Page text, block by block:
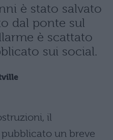
è stato salvato
dal ponte sul
è scattato
sui social.
il
un breve